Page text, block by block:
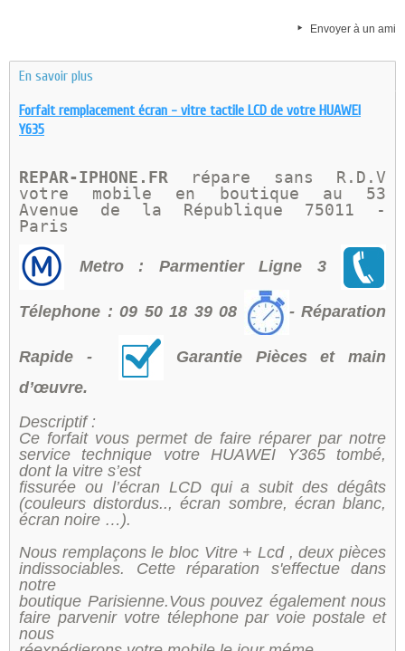
Envoyer à un ami
En savoir plus
Forfait remplacement écran - vitre tactile LCD de votre HUAWEI
Y635
REPAR-IPHONE.FR
répare sans R.D.V
votre mobile en boutique au 53
Avenue de la République 75011 -
Paris
Metro : Parmentier Ligne 3
Télephone : 09 50 18 39 08 - Réparation
Rapide -
Garantie Pièces et main
d’œuvre.
Descriptif :
Ce forfait vous permet de faire réparer par notre
service technique votre HUAWEI Y365 tombé,
dont la vitre s’est
fissurée ou l’écran LCD qui a subit des dégâts
(couleurs distordus.., écran sombre, écran blanc,
écran noire …).
Nous remplaçons le bloc Vitre + Lcd , deux pièces
indissociables. Cette réparation s'effectue dans
notre
boutique Parisienne.Vous pouvez également nous
faire parvenir votre télephone par voie postale et
nous